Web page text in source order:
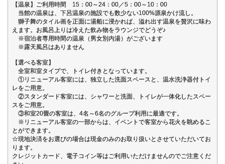
【温泉】ご利用時間 15：00～24：00／5：00～10：00
当館の温泉は、下呂温泉の施設でも数少ない100%源泉かけ流し。
獅子舞のタイル画を正面に湯船に浸かれば、溢れ出す温泉を贅沢に味わ
えます。お風呂上りは冷えた飲み物をラウンジでどうぞ♪
※宿泊者専用時間の温泉（男女別内湯）がございます
※露天風呂はありません
【選べる客室】
全室和室タイプで、トイレ付きとなっています。
①リニューアル客室には、独立した洗面スペースと、温水洗浄器付トイ
レをご用意。
②スタンダード客室には、シャワーと洗面、トイレが一体化したスペー
スをご用意。
③和室20畳の客室は、4名～6名のグループ利用に最適です。
※リニューアル客室の一部からは、イベントで客室から花火を眺めるこ
とができます。
☆現地決済をお選びの場合は現金のみのお取り扱いとさせていただいてお
ります。
クレジットカード、電子コイン等はご利用いただけませんのでご注意くだ